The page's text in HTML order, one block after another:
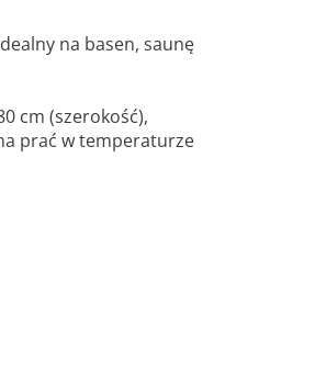
na basen, saunę
cm (szerokość),
prać w temperaturze